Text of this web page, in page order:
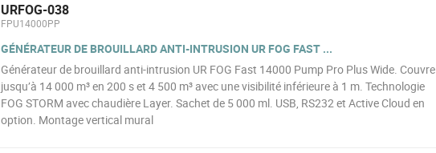
URFOG-038
FPU14000PP
GÉNÉRATEUR DE BROUILLARD ANTI-INTRUSION UR FOG FAST ...
Générateur de brouillard anti-intrusion UR FOG Fast 14000 Pump Pro Plus Wide. Couvre
jusqu’à 14 000 m³ en 200 s et 4 500 m³ avec une visibilité inférieure à 1 m. Technologie
FOG STORM avec chaudière Layer. Sachet de 5 000 ml. USB, RS232 et Active Cloud en
option. Montage vertical mural